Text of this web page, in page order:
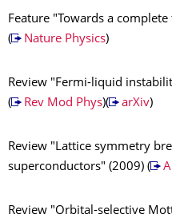
Feature "Towards a
(
Nature Physics)
Review "Fermi-liquid
(
Rev Mod Phys)( arXiv)
Review "Lattice symmetry
superconductors" (2009) (
Review "Orbital-selective